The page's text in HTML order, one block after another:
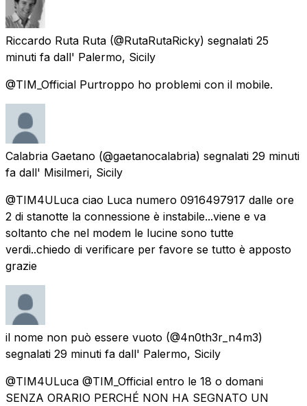
Riccardo Ruta Ruta (@RutaRutaRicky) segnalati 25
minuti fa dall' Palermo, Sicily
@TIM_Official Purtroppo ho problemi con il mobile.
Calabria Gaetano (@gaetanocalabria) segnalati 29 minuti
fa dall' Misilmeri, Sicily
@TIM4ULuca ciao Luca numero 0916497917 dalle ore
2 di stanotte la connessione è instabile...viene e va
soltanto che nel modem le lucine sono tutte
verdi..chiedo di verificare per favore se tutto è apposto
grazie
il nome non può essere vuoto (@4n0th3r_n4m3)
segnalati 29 minuti fa dall' Palermo, Sicily
@TIM4ULuca @TIM_Official entro le 18 o domani
SENZA ORARIO PERCHÉ NON HA SEGNATO UN